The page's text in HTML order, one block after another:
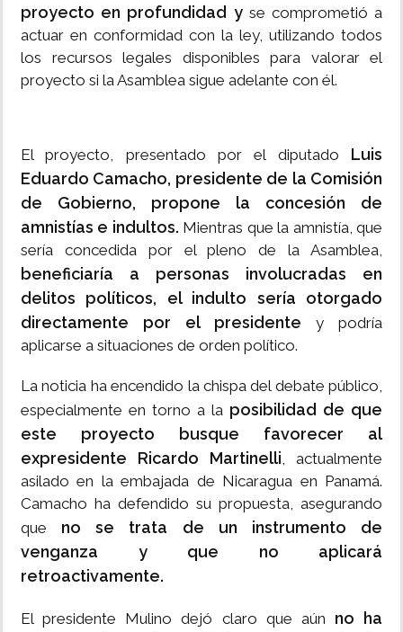
proyecto en profundidad yse comprometió a
actuar en conformidad con la ley, utilizando todos
los recursos legales disponibles para valorar el
proyecto si la Asamblea sigue adelante con él.
El proyecto, presentado por el diputado Luis
Eduardo Camacho, presidente de la Comisión
de Gobierno, propone la concesión de
amnistías e indultos. Mientras que la amnistía, que
sería concedida por el pleno de la Asamblea,
beneficiaría a personas involucradas en
delitos políticos, el indulto sería otorgado
directamente por el presidente y podría
aplicarse a situaciones de orden político.
La noticia ha encendido la chispa del debate público,
especialmente en torno a la posibilidad de que
este proyecto busque favorecer al
expresidente Ricardo Martinelli, actualmente
asilado en la embajada de Nicaragua en Panamá.
Camacho ha defendido su propuesta, asegurando
que no se trata de un instrumento de
venganza y que no aplicará
retroactivamente.
El presidente Mulino dejó claro que aún no ha